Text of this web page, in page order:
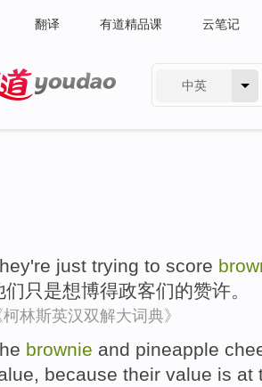
翻译 有道精品课 云笔记
中英
're just trying to score
们 只是想博得政客们的赞许。
柯林斯英汉双解大词典》
brownie and pineapple
, because their value is at